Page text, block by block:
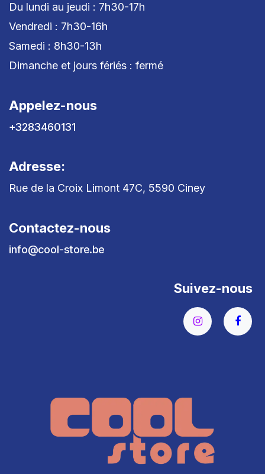
Du lundi au jeudi : 7h30-17h
Vendredi : 7h30-16h
Samedi : 8h30-13h
Dimanche et jours fériés : fermé
Appelez-nous
+3283460131
Adresse:
Rue de la Croix Limont 47C, 5590 Ciney
Contactez-nous
info@cool-store.be
Suivez-nous